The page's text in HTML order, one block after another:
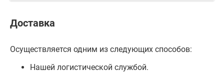
Доставка
Осуществляется одним из следующих способов:
Нашей логистической службой.